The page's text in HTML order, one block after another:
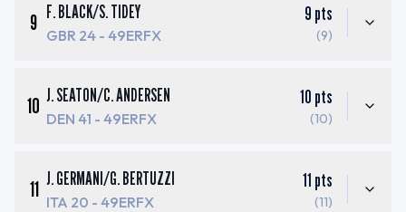
9 F. BLACK/S. TIDEY
GBR 24- 49ERFX
9 pts
(9)
10 J. SEATON/C. ANDERSEN
DEN 41 - 49ERFX
10 pts
(10)
11 J. GERMANI/G. BERTUZZI
ITA 20 - 49ERFX
11 pts
(11)